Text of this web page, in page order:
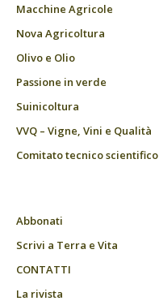
Macchine Agricole
Nova Agricoltura
Olivo e Olio
Passione in verde
Suinicoltura
VVQ – Vigne, Vini e Qualità
Comitato tecnico scientifico
Abbonati
Scrivi a Terra e Vita
CONTATTI
La rivista